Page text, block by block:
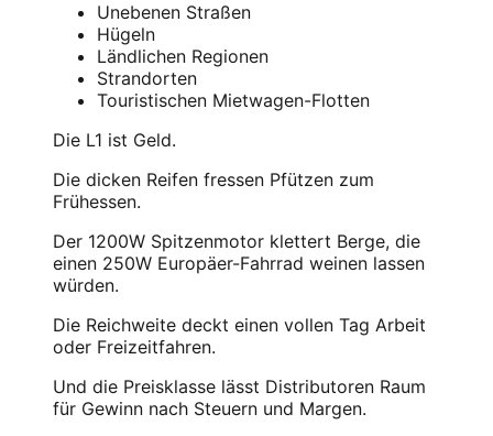
Unebenen Straßen
Hügeln
Ländlichen Regionen
Strandorten
Touristischen Mietwagen-Flotten
Die L1 ist Geld.
Die dicken Reifen fressen Pfützen zum
Frühessen.
Der 1200W Spitzenmotor klettert Berge, die
einen 250W Europäer-Fahrrad weinen lassen
würden.
Die Reichweite deckt einen vollen Tag Arbeit
oder Freizeitfahren.
Und die Preisklasse lässt Distributoren Raum
für Gewinn nach Steuern und Margen.